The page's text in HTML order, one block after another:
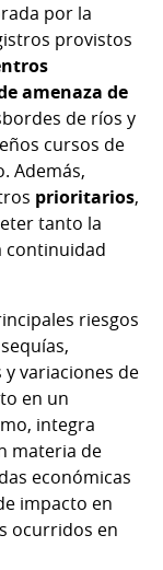
por la
provistos
amenaza de
de ríos y
cursos de
Además,
prioritarios,
tanto la
continuidad
riesgos
variaciones de
en un
integra
materia de
económicas
impacto en
ocurridos en